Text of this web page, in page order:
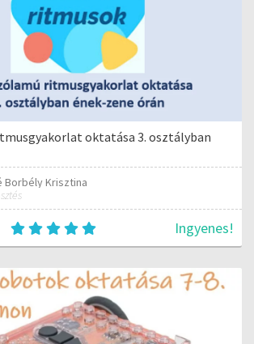
oktatása 3. osztályban
Borbély Krisztina
Ingyenes!